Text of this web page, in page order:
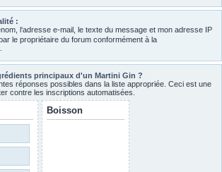
:
l‘adresse e-mail, le texte du message et mon adresse IP
le propriétaire du forum conformément à la
principaux d'un Martini Gin ?
réponses possibles dans la liste appropriée. Ceci est une
contre les inscriptions automatisées.
Boisson